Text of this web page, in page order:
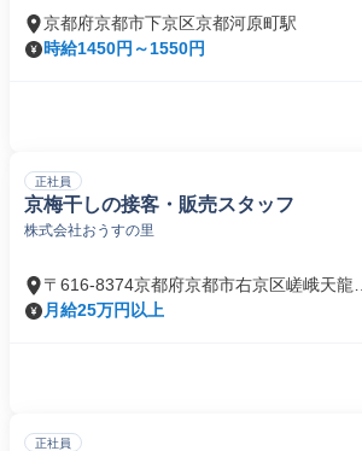
京都府京都市下京区京都河原町駅
時給1450円～1550円
正社員
京梅干しの接客・販売スタッフ
株式会社おうすの里
〒616-8374京都府京都市右京区嵯峨天龍寺
北造路町
月給25万円以上
正社員